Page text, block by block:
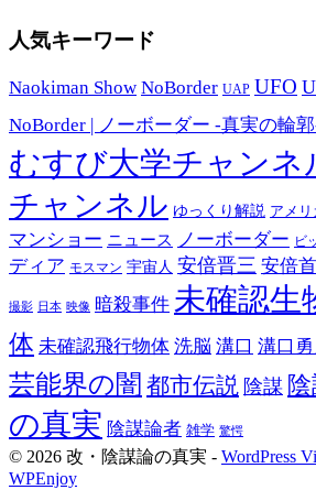
人気キーワード
Naokiman Show NoBorder UAP UFO
NoBorder | ノーボーダー -真実の輪
むすび大学チャンネ
チャンネル ゆっくり解説 アメリ
マンショー ニュース ノーボーダー ビ
ディア モスマン 宇宙人 安倍晋三 安倍
撮影 日本 映像 暗殺事件 未確認生
体 未確認飛行物体 洗脳 溝口 溝口
芸能界の闇 都市伝説 陰謀
の真実 陰謀論者 雑学 驚愕
© 2026 改・陰謀論の真実 - WordPress
WPEnjoy